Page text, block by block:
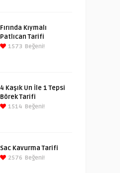
Fırında Kıymalı
Patlıcan Tarifi
1573 Beğeni!
4 Kaşık Un İle 1 Tepsi
Börek Tarifi
1514 Beğeni!
Sac Kavurma Tarifi
2576 Beğeni!